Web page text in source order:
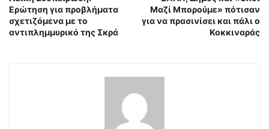
Ερώτηση για προβλήματα
σχετιζόμενα με το
αντιπλημμυρικό της Σκρά
Μαζί Μπορούμε» πότισαν
για να πρασινίσει και πάλι ο
Κοκκιναράς